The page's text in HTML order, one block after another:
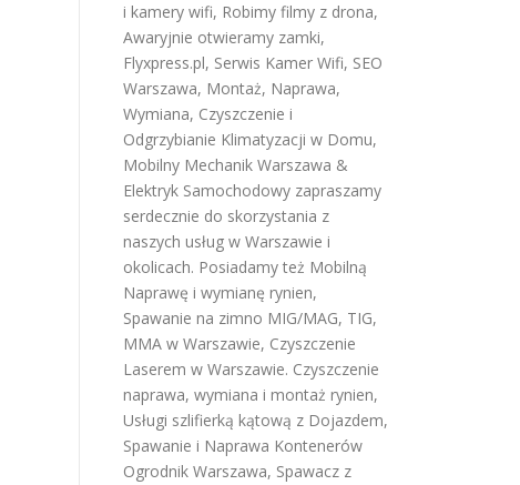
i kamery wifi, Robimy filmy z drona,
Awaryjnie otwieramy zamki,
Flyxpress.pl, Serwis Kamer Wifi, SEO
Warszawa, Montaż, Naprawa,
Wymiana, Czyszczenie i
Odgrzybianie Klimatyzacji w Domu,
Mobilny Mechanik Warszawa &
Elektryk Samochodowy zapraszamy
serdecznie do skorzystania z
naszych usług w Warszawie i
okolicach. Posiadamy też Mobilną
Naprawę i wymianę rynien,
Spawanie na zimno MIG/MAG, TIG,
MMA w Warszawie, Czyszczenie
Laserem w Warszawie. Czyszczenie
naprawa, wymiana i montaż rynien,
Usługi szlifierką kątową z Dojazdem,
Spawanie i Naprawa Kontenerów
Ogrodnik Warszawa, Spawacz z